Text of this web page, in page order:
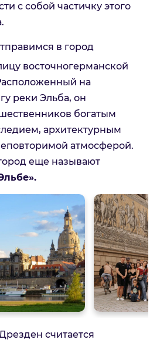
с собой частичку этого
в город
восточногерманской
на
реки Эльба, он
богатым
архитектурным
атмосферой.
еще называют
считается
форму и наш менеджер с
контактные данные